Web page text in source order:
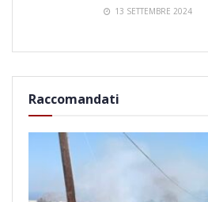
13 SETTEMBRE 2024
Raccomandati